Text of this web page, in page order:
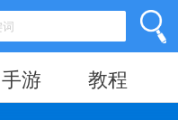
手游 教程